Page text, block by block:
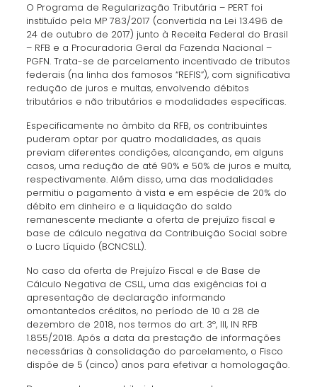
O Programa de Regularização Tributária – PERT foi
instituído pela MP 783/2017 (convertida na Lei 13.496 de
24 de outubro de 2017) junto à Receita Federal do Brasil
– RFB e a Procuradoria Geral da Fazenda Nacional –
PGFN. Trata-se de parcelamento incentivado de tributos
federais (na linha dos famosos “REFIS”), com significativa
redução de juros e multas, envolvendo débitos
tributários e não tributários e modalidades específicas.
Especificamente no âmbito da RFB, os contribuintes
puderam optar por quatro modalidades, as quais
previam diferentes condições, alcançando, em alguns
casos, uma redução de até 90% e 50% de juros e multa,
respectivamente. Além disso, uma das modalidades
permitiu o pagamento à vista e em espécie de 20% do
débito em dinheiro e a liquidação do saldo
remanescente mediante a oferta de prejuízo fiscal e
base de cálculo negativa da Contribuição Social sobre
o Lucro Líquido (BCNCSLL).
No caso da oferta de Prejuízo Fiscal e de Base de
Cálculo Negativa de CSLL, uma das exigências foi a
apresentação de declaração informando
omontantedos créditos, no período de 10 a 28 de
dezembro de 2018, nos termos do art. 3º, III, IN RFB
1.855/2018. Após a data da prestação de informações
necessárias à consolidação do parcelamento, o Fisco
dispõe de 5 (cinco) anos para efetivar a homologação.